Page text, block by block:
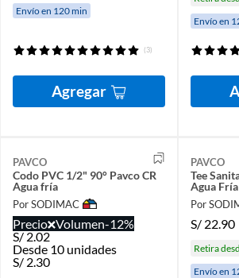
Envío en 120 min
(3)
Agregar
Envío en
PAVCO
Codo PVC 1/2" 90° Pavco CR
Agua fría
Por SODIMAC
Precio Volumen-12%
S/2.02
Desde 10 unidades
S/ 2.30
PAVCO
Tee
Agua Fría
Por
S/ 22.90
Retira
Envío en